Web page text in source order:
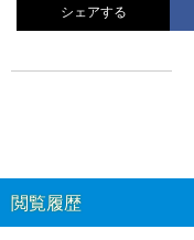
シェアする
閲覧履歴